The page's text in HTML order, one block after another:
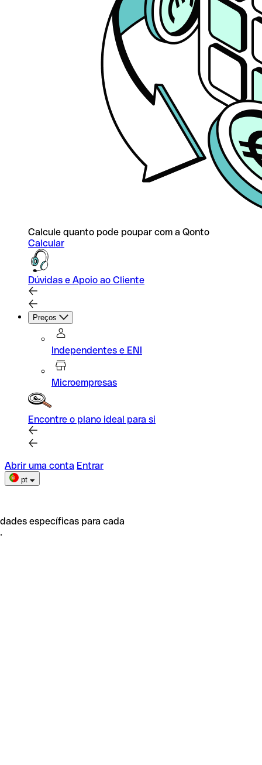
Calcule quanto pode poupar com a Qonto
Calcular
Dúvidas e Apoio ao Cliente
Preços
Independentes e ENI
Microempresas
Encontre o plano ideal para si
Abrir uma conta Entrar
pt
específicas para cada